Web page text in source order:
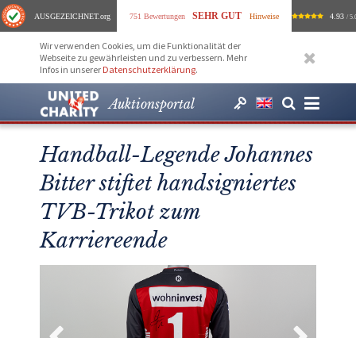
AUSGEZEICHNET.org 751 Bewertungen SEHR GUT Hinweise 4.93 /
Wir verwenden Cookies, um die Funktionalität der
Webseite zu gewährleisten und zu verbessern. Mehr
Infos in unserer Datenschutzerklärung.
Auktionsportal
Handball-Legende Johannes
Bitter stiftet handsigniertes
TVB-Trikot zum
Karriereende